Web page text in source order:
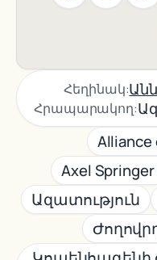
Հեղինակ:
Հրապարակող:
Alliance
Axel
Ազատություն